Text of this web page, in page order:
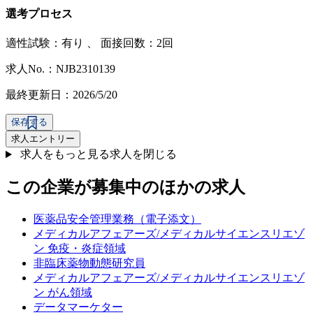
選考プロセス
適性試験： 有り 、 面接回数：2回
求人No.：NJB2310139
最終更新日：2026/5/20
保存する
求人エントリー
求人をもっと見る求人を閉じる
この企業が募集中のほかの求人
医薬品安全管理業務（電子添文）
メディカルアフェアーズ/メディカルサイエンスリエゾ
ン 免疫・炎症領域
非臨床薬物動態研究員
メディカルアフェアーズ/メディカルサイエンスリエゾ
ン がん領域
データマーケター